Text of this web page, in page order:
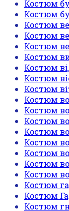
Костюм
Костюм
Костюм
Костюм
Костюм
Костюм
Костюм
Костюм
Костюм
Костюм
Костюм
Костюм
Костюм
Костюм
Костюм
Костюм
Костюм
Костюм
Костюм
Костюм